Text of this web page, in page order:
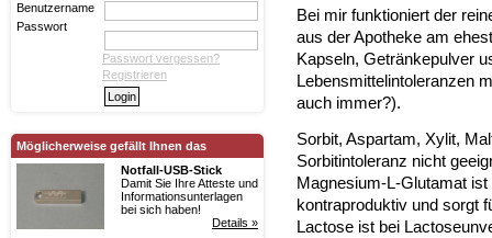
Benutzername
Passwort
Passwort vergessen?
Registrieren
Möglicherweise gefällt Ihnen das
Notfall-USB-Stick
Damit Sie Ihre Atteste und
Informationsunterlagen
bei sich haben!
Details »
Bei mir funktioniert der
aus der Apotheke am
Kapseln, Getränkepulver
Lebensmittelintoleranzen
auch immer?).
Sorbit, Aspartam, Xylit,
Sorbitintoleranz nicht
Magnesium-L-Glutamat
kontraproduktiv und sorgt
Lactose ist bei